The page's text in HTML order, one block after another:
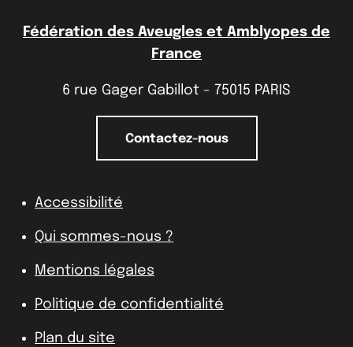
Fédération des Aveugles et Amblyopes de
France
6 rue Gager Gabillot - 75015 PARIS
Contactez-nous
Accessibilité
Qui sommes-nous ?
Mentions légales
Politique de confidentialité
Plan du site